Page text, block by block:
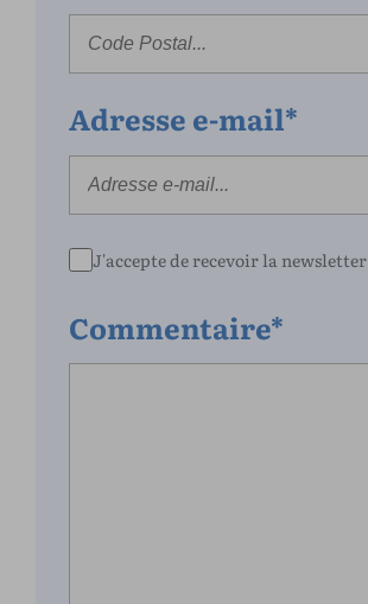
Adresse e-mail*
J'accepte de recevoir la newsletter
Commentaire*